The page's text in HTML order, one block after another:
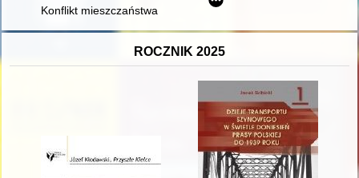
Konflikt mieszczaństwa Gorzowa i Strzelec z cystersami z
ROCZNIK 2025